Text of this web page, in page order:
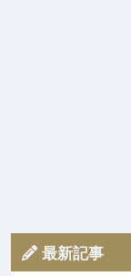
最新記事